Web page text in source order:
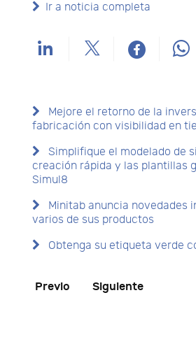
Ir a noticia completa
Mejore el retorno de la
fabricación con visibilidad en
Simplifique el modelado de
creación rápida y las plantillas
Simul8
Minitab anuncia novedades
varios de sus productos
Obtenga su etiqueta verde
Previo Siguiente